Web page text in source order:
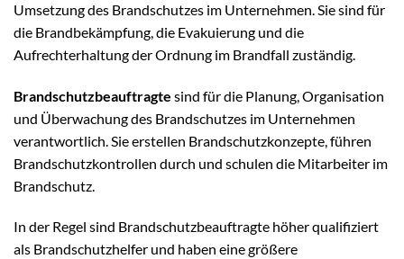
Umsetzung des Brandschutzes im Unternehmen. Sie sind für
die Brandbekämpfung, die Evakuierung und die
Aufrechterhaltung der Ordnung im Brandfall zuständig.
Brandschutzbeauftragte sind für die Planung, Organisation
und Überwachung des Brandschutzes im Unternehmen
verantwortlich. Sie erstellen Brandschutzkonzepte, führen
Brandschutzkontrollen durch und schulen die Mitarbeiter im
Brandschutz.
In der Regel sind Brandschutzbeauftragte höher qualifiziert
als Brandschutzhelfer und haben eine größere